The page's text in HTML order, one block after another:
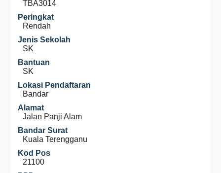
TBA3014
Peringkat
Rendah
Jenis Sekolah
SK
Bantuan
SK
Lokasi Pendaftaran
Bandar
Alamat
Jalan Panji Alam
Bandar Surat
Kuala Terengganu
Kod Pos
21100